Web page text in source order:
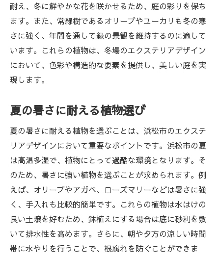
耐え、冬に鮮やかな花を咲かせるため、庭の彩りを保ち
ます。また、常緑樹であるオリーブやユーカリも冬の寒
さに強く、年間を通して緑の景観を維持するのに適して
います。これらの植物は、冬場のエクステリアデザイン
において、色彩や構造的な要素を提供し、美しい庭を実
現します。
夏の暑さに耐える植物選び
夏の暑さに耐える植物を選ぶことは、浜松市のエクステ
リアデザインにおいて重要なポイントです。浜松市の夏
は高温多湿で、植物にとって過酷な環境となります。そ
のため、暑さに強い植物を選ぶことが求められます。例
えば、オリーブやアガベ、ローズマリーなどは暑さに強
く、手入れも比較的簡単です。これらの植物は水はけの
良い土壌を好むため、鉢植えにする場合は底に砂利を敷
いて排水性を高めます。さらに、朝や夕方の涼しい時間
帯に水やりを行うことで、根腐れを防ぐことができま